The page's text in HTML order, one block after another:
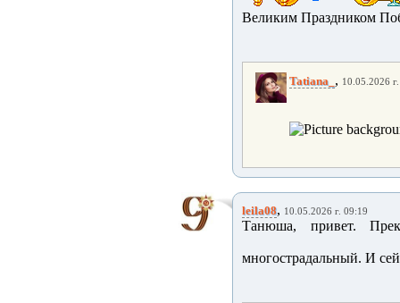
Великим Праздником
Tatiana_ , 10.05.2026
leila08, 10.05.2026 г. 09:19
Танюша, привет.
многострадальный. И